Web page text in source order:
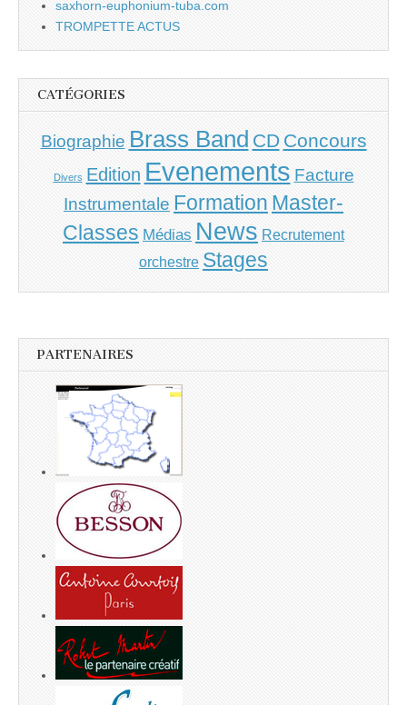
saxhorn-euphonium-tuba.com
TROMPETTE ACTUS
CATÉGORIES
Biographie Brass Band CD Concours
Divers Edition Evenements Facture
Instrumentale Formation Master-
Classes Médias News Recrutement
orchestre Stages
PARTENAIRES